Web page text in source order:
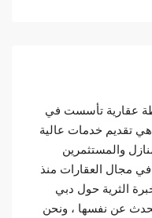
عقارية تأسست في
هي تقديم خدمات عالية
والمستثمرين
في مجال العقارات منذ
الثرية حول دبي
عن نفسها ، ونحن